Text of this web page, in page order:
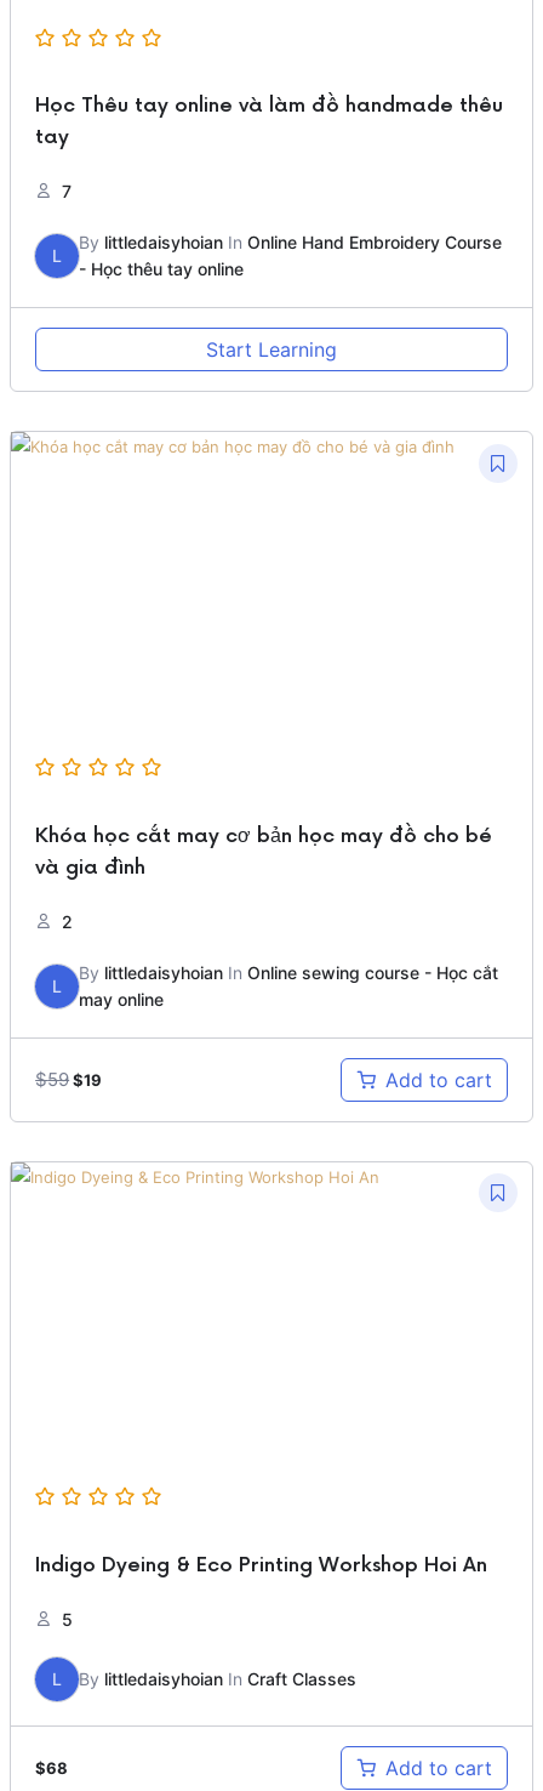
Học Thêu tay online và làm đồ handmade thêu
tay
7
L
By littledaisyhoian InOnline Hand Embroidery Course
- Học thêu tay online
Start Learning
Khóa học cắt may cơ bản học may đồ cho bé
và gia đình
2
L
By littledaisyhoian InOnline sewing course - Học cắt
may online
$59Original
was:
$19
is:
Add to cart
Indigo Dyeing & Eco Printing Workshop Hoi An
5
L By littledaisyhoian InCraft Classes
$68 Add to cart